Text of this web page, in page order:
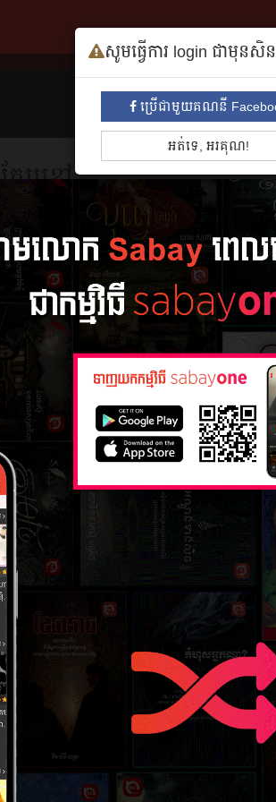
ទាំងអស់ មនោសញ្ចេតនា​
ក្អែបខ្មៅ
វង់ ផឿង
6 ភាគ
អានរឿង
សូមធ្វើការ login ជាមុនសិន
ប្រើជាមួយគណនី
អត់ទេ, អរគុណ!